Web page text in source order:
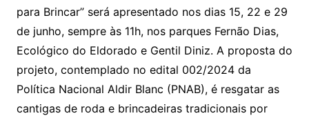
para Brincar” será apresentado nos dias 15, 22 e 29
de junho, sempre às 11h, nos parques Fernão Dias,
Ecológico do Eldorado e Gentil Diniz. A proposta do
projeto, contemplado no edital 002/2024 da
Política Nacional Aldir Blanc (PNAB), é resgatar as
cantigas de roda e brincadeiras tradicionais por